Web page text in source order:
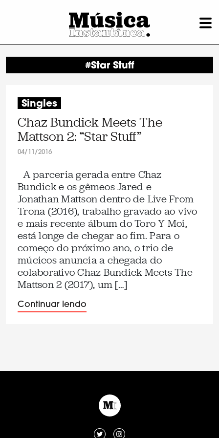
#Star Stuff
Singles
Chaz Bundick Meets The
Mattson 2: “Star Stuff”
04/11/2016
A parceria gerada entre Chaz
Bundick e os gêmeos Jared e
Jonathan Mattson dentro de Live From
Trona (2016), trabalho gravado ao vivo
e mais recente álbum do Toro Y Moi,
está longe de chegar ao fim. Para o
começo do próximo ano, o trio de
múcicos anuncia a chegada do
colaborativo Chaz Bundick Meets The
Mattson 2 (2017), um […]
Continuar lendo